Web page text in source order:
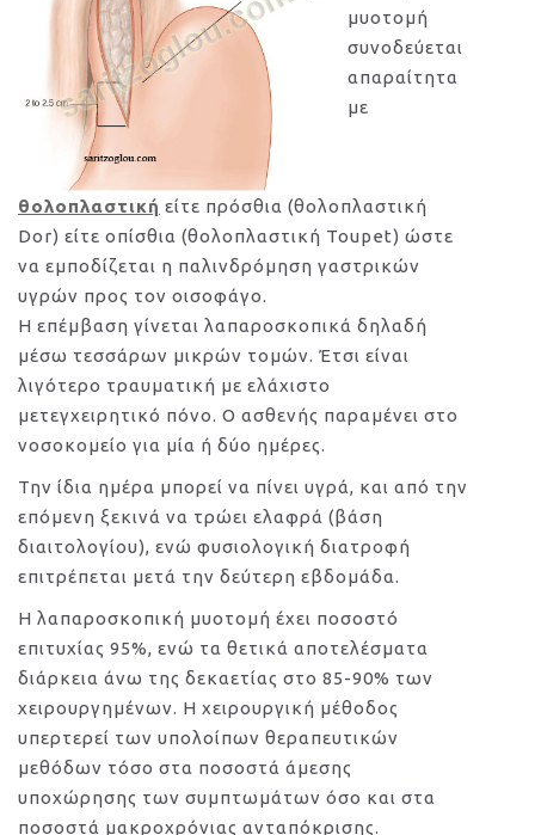
μυοτομή
συνοδεύεται
απαραίτητα
με
θολοπλαστική είτε πρόσθια (θολοπλαστική
Dor) είτε οπίσθια (θολοπλαστική Toupet) ώστε
να εμποδίζεται η παλινδρόμηση γαστρικών
υγρών προς τον οισοφάγο.
Η επέμβαση γίνεται λαπαροσκοπικά δηλαδή
μέσω τεσσάρων μικρών τομών. Έτσι είναι
λιγότερο τραυματική με ελάχιστο
μετεγχειρητικό πόνο. Ο ασθενής παραμένει στο
νοσοκομείο για μία ή δύο ημέρες.
Την ίδια ημέρα μπορεί να πίνει υγρά, και από την
επόμενη ξεκινά να τρώει ελαφρά (βάση
διαιτολογίου), ενώ φυσιολογική διατροφή
επιτρέπεται μετά την δεύτερη εβδομάδα.
Η λαπαροσκοπική μυοτομή έχει ποσοστό
επιτυχίας 95%, ενώ τα θετικά αποτελέσματα
διάρκεια άνω της δεκαετίας στο 85-90% των
χειρουργημένων. Η χειρουργική μέθοδος
υπερτερεί των υπολοίπων θεραπευτικών
μεθόδων τόσο στα ποσοστά άμεσης
υποχώρησης των συμπτωμάτων όσο και στα
ποσοστά μακροχρόνιας ανταπόκρισης.